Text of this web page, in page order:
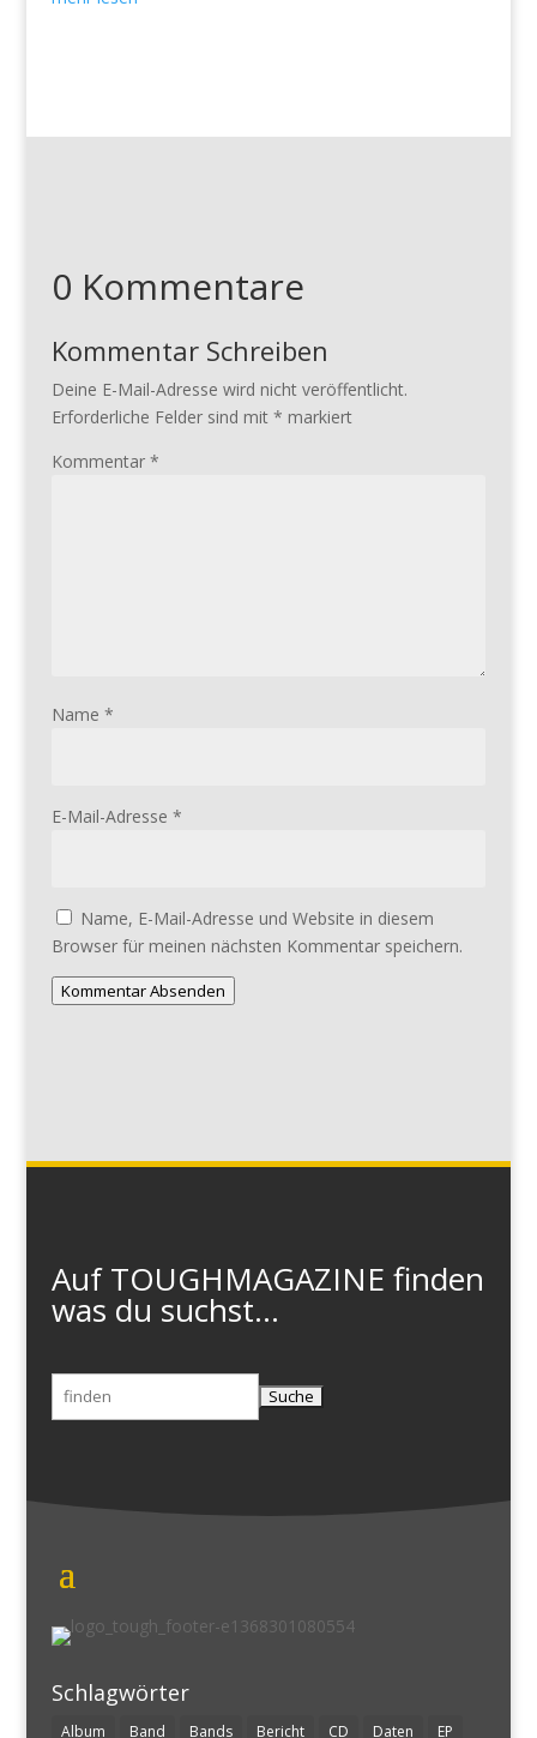
0 Kommentare
Kommentar Schreiben
Deine E-Mail-Adresse wird nicht veröffentlicht.
Erforderliche Felder sind mit * markiert
Kommentar *
Name *
E-Mail-Adresse *
Name, E-Mail-Adresse und Website in diesem
Browser für meinen nächsten Kommentar speichern.
Kommentar Absenden
Auf TOUGHMAGAZINE finden
was du suchst...
Suchen
Schlagwörter
Album Band Bands Bericht CD Daten EP